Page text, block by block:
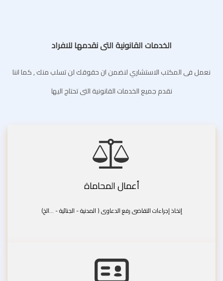
الخدمات القانونية التى نقدمها للافراد
نعمل فى المكتب الاستشاري لنضمن ان حقوقك لن تسلب منك , كما اننا
نقدم جميع الخدمات القانونية التى تحتاج اليها
أعمال المحاماة
إتخاذ إجراءات التقاضى رفع الدعاوى ( المدنية - الجنائية - ...الخ)